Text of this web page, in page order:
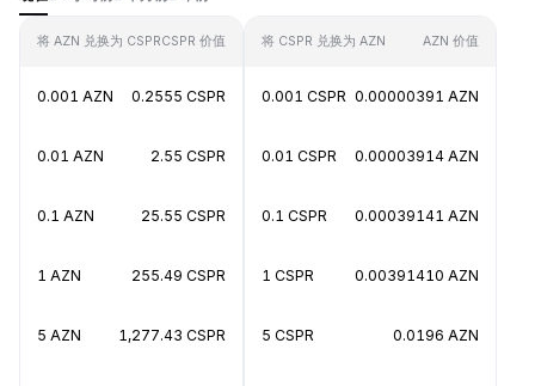
将 AZN 兑换为 CSPRCSPR 价值
0.001 AZN 0.2555 CSPR
0.01 AZN 2.55 CSPR
0.1 AZN 25.55 CSPR
1 AZN 255.49 CSPR
5 AZN 1,277.43 CSPR
将 CSPR 兑换为 AZN AZN 价值
0.001 CSPR 0.00000391 AZN
0.01 CSPR 0.00003914 AZN
0.1 CSPR 0.00039141 AZN
1 CSPR 0.00391410 AZN
5 CSPR 0.0196 AZN